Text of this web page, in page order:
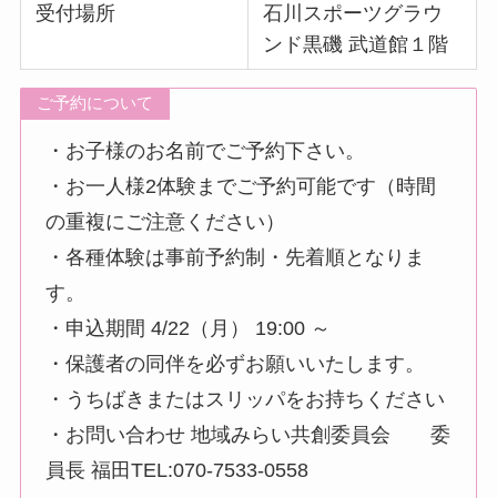
受付場所
石川スポーツグラウ
ンド黒磯 武道館１階
ご予約について
・お子様のお名前でご予約下さい。
・お一人様2体験までご予約可能です（時間
の重複にご注意ください）
・各種体験は事前予約制・先着順となりま
す。
・申込期間 4/22（月） 19:00 ～
・保護者の同伴を必ずお願いいたします。
・うちばきまたはスリッパをお持ちください
・お問い合わせ 地域みらい共創委員会 委
員長 福田TEL:070-7533-0558